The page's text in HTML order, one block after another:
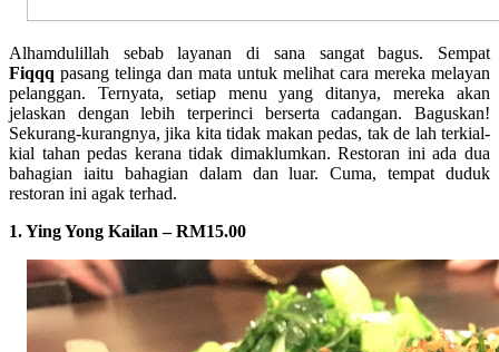
Alhamdulillah sebab layanan di sana sangat bagus. Sempat
Fiqqq pasang telinga dan mata untuk melihat cara mereka melayan
pelanggan. Ternyata, setiap menu yang ditanya, mereka akan
jelaskan dengan lebih terperinci berserta cadangan. Baguskan!
Sekurang-kurangnya, jika kita tidak makan pedas, tak de lah terkial-
kial tahan pedas kerana tidak dimaklumkan. Restoran ini ada dua
bahagian iaitu bahagian dalam dan luar. Cuma, tempat duduk
restoran ini agak terhad.
1. Ying Yong Kailan – RM15.00